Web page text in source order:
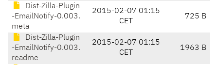
Dist-Zilla-Plugin
-EmailNotify-0.003.
meta
2015-02-07 01:15
CET
725 B
Dist-Zilla-Plugin
-EmailNotify-0.003.
readme
2015-02-07 01:15
CET
1963 B